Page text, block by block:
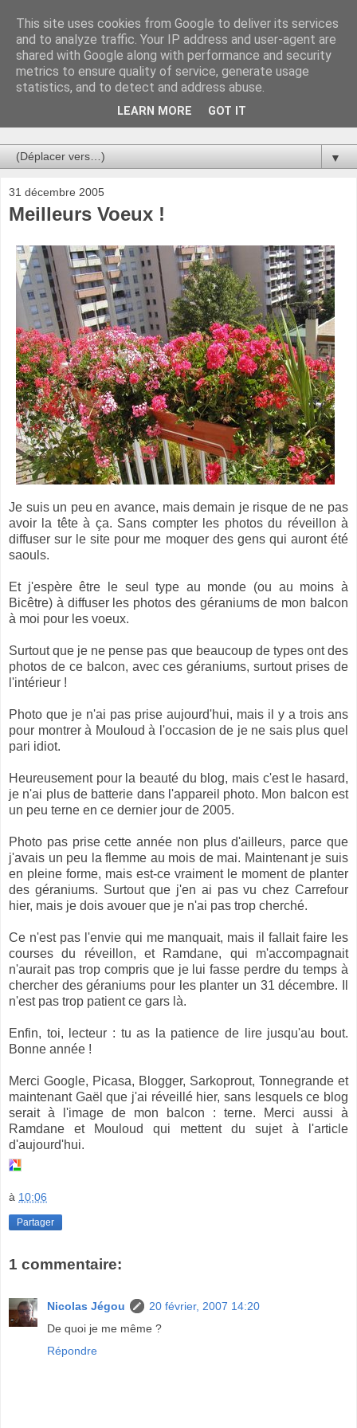
Au bistro !
La connerie étant le seul chemin susceptible de nous faire
entrevoir une parcelle de vérité, utilisons la par des moyens
de communication efficaces. Le temps qu'on remplisse nos
▼
31 décembre 2005
Meilleurs Voeux !
Je suis un peu en avance, mais demain je risque de ne pas
avoir la tête à ça. Sans compter les photos du réveillon à
diffuser sur le site pour me moquer des gens qui auront été
saouls.
Et j'espère être le seul type au monde (ou au moins à
Bicêtre) à diffuser les photos des géraniums de mon balcon
à moi pour les voeux.
Surtout que je ne pense pas que beaucoup de types ont des
photos de ce balcon, avec ces géraniums, surtout prises de
l'intérieur !
Photo que je n'ai pas prise aujourd'hui, mais il y a trois ans
pour montrer à Mouloud à l'occasion de je ne sais plus quel
pari idiot.
Heureusement pour la beauté du blog, mais c'est le hasard,
je n'ai plus de batterie dans l'appareil photo. Mon balcon est
un peu terne en ce dernier jour de 2005.
Photo pas prise cette année non plus d'ailleurs, parce que
j'avais un peu la flemme au mois de mai. Maintenant je suis
en pleine forme, mais est-ce vraiment le moment de planter
des géraniums. Surtout que j'en ai pas vu chez Carrefour
hier, mais je dois avouer que je n'ai pas trop cherché.
Ce n'est pas l'envie qui me manquait, mais il fallait faire les
courses du réveillon, et Ramdane, qui m'accompagnait
n'aurait pas trop compris que je lui fasse perdre du temps à
chercher des géraniums pour les planter un 31 décembre. Il
n'est pas trop patient ce gars là.
Enfin, toi, lecteur : tu as la patience de lire jusqu'au bout.
Bonne année !
Merci Google, Picasa, Blogger, Sarkoprout, Tonnegrande et
maintenant Gaël que j'ai réveillé hier, sans lesquels ce blog
serait à l'image de mon balcon : terne. Merci aussi à
Ramdane et Mouloud qui mettent du sujet à l'article
d'aujourd'hui.
à 10:06
Partager
1 commentaire:
Nicolas Jégou
20 février, 2007 14:20
De quoi je me même ?
Répondre
This site uses cookies from Google to deliver its services
and to analyze traffic. Your IP address and user-agent are
shared with Google along with performance and security
metrics to ensure quality of service, generate usage
statistics, and to detect and address abuse.
LEARN MORE GOT IT